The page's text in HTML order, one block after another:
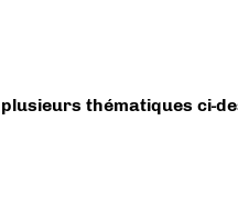
thématiques ci-